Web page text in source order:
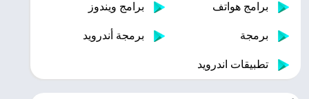
برامج هواتف برامج ويندوز
برمجة برمجة أندرويد
تطبيقات اندرويد